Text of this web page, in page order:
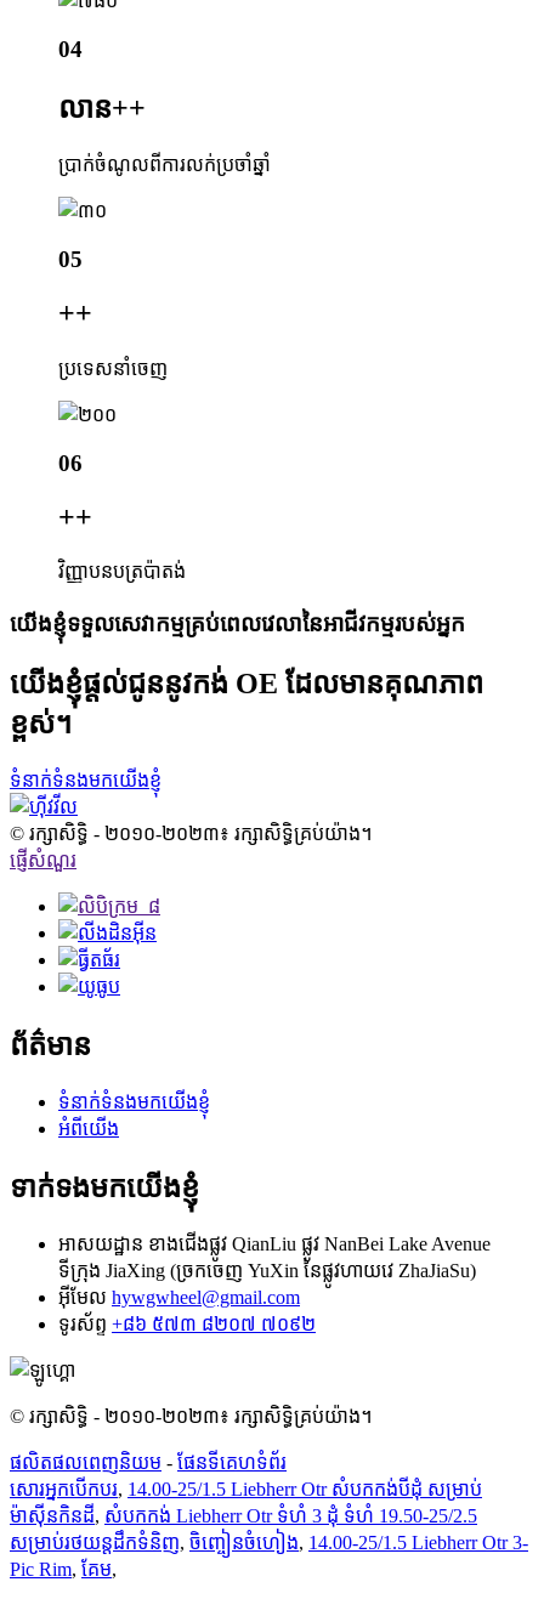
04
លាន++
ប្រាក់ចំណូលពីការលក់ប្រចាំឆ្នាំ
05
++
ប្រទេសនាំចេញ
06
++
វិញ្ញាបនបត្រប៉ាតង់
យើងខ្ញុំទទួលសេវាកម្មគ្រប់ពេលវេលានៃអាជីវកម្មរបស់អ្នក
យើងខ្ញុំផ្តល់ជូននូវកង់ OE ដែលមានគុណភាព
ខ្ពស់។
ទំនាក់ទំនងមកយើងខ្ញុំ
© រក្សាសិទ្ធិ - ២០១០-២០២៣៖ រក្សាសិទ្ធិគ្រប់យ៉ាង។
ផ្ញើសំណួរ
ព័ត៌មាន
ទំនាក់ទំនងមកយើងខ្ញុំ
អំពីយើង
ទាក់ទងមកយើងខ្ញុំ
អាសយដ្ឋាន ខាងជើងផ្លូវ QianLiu ផ្លូវ NanBei Lake Avenue
ទីក្រុង JiaXing (ច្រកចេញ YuXin នៃផ្លូវហាយវេ ZhaJiaSu)
អ៊ីមែល hywgwheel@gmail.com
ទូរស័ព្ទ +៨៦ ៥៧៣ ៨២០៧ ៧០៩២
© រក្សាសិទ្ធិ - ២០១០-២០២៣៖ រក្សាសិទ្ធិគ្រប់យ៉ាង។
ផលិតផលពេញនិយម - ផែនទីគេហទំព័រ
សោរអ្នកបើកបរ, 14.00-25/1.5 Liebherr Otr សំបកកង់បីដុំ សម្រាប់
ម៉ាស៊ីនកិនដី, សំបកកង់ Liebherr Otr ទំហំ 3 ដុំ ទំហំ 19.50-25/2.5
សម្រាប់រថយន្តដឹកទំនិញ, ចិញ្ចៀនចំហៀង, 14.00-25/1.5 Liebherr Otr 3-
Pic Rim, គែម,